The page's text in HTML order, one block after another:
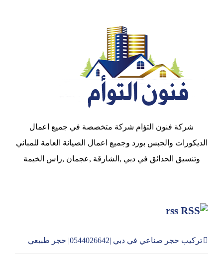
شركة فنون التؤام شركة متخصصة في جميع اعمال
الديكورات والجبس بورد وجميع اعمال الصيانة العامة للمباني
وتنسيق الحدائق في دبي ,الشارقة ,عجمان ,راس الخيمة
rss
تركيب حجر صناعي في دبي |0544026642| حجر طبيعي